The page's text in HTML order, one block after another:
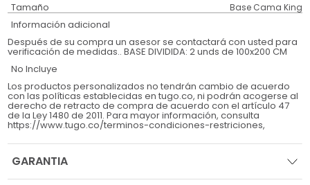
Tamaño Base Cama King
Información adicional
Después de su compra un asesor se contactará con usted para
verificación de medidas.. BASE DIVIDIDA: 2 unds de 100x200 CM
No Incluye
Los productos personalizados no tendrán cambio de acuerdo
con las políticas establecidas en tugo.co, ni podrán acogerse al
derecho de retracto de compra de acuerdo con el artículo 47
de la Ley 1480 de 2011. Para mayor información, consulta
https://www.tugo.co/terminos-condiciones-restriciones,
GARANTIA